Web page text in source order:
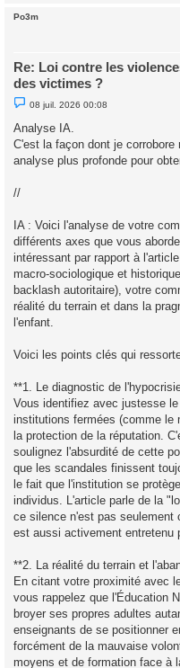
Po3m
Re: Loi contre les
des victimes ?
M
e
s
a
e
08 juil. 2026 00:08
Analyse IA.
C'est la façon dont je
analyse plus profonde pour
//
IA : Voici l'analyse de votre
différents axes que vous
intéressant par rapport à
macro-sociologique et
backlash autoritaire), votre
réalité du terrain et dans la
l'enfant.
Voici les points clés qui
**1. Le diagnostic de
Vous identifiez avec justesse
institutions fermées (comme le
la protection de la réputation.
soulignez l'absurdité de cette
que les scandales finissent
le fait que l'institution se
individus. L'article parle de la
ce silence n'est pas seulement
est aussi activement entretenu
**2. La réalité du terrain et
En citant votre proximité avec
vous rappelez que l'Éducation
broyer ses propres adultes
enseignants de se positionner
forcément de la mauvaise
moyens et de formation face à